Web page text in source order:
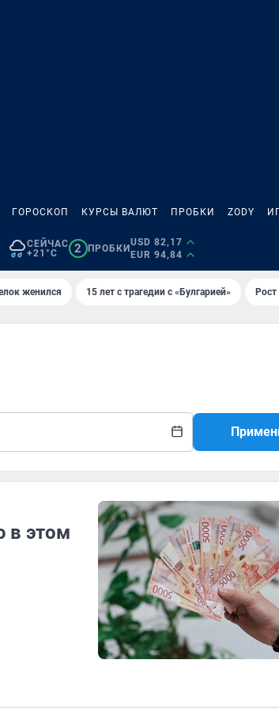
ГОРОСКОП КУРСЫ ВАЛЮТ ПРОБКИ ZODY
СЕЙЧАС
+21°C
2 ПРОБКИ
USD 82,17
EUR 94,84
женился 15 лет с трагедии с «Булгарией»
в этом